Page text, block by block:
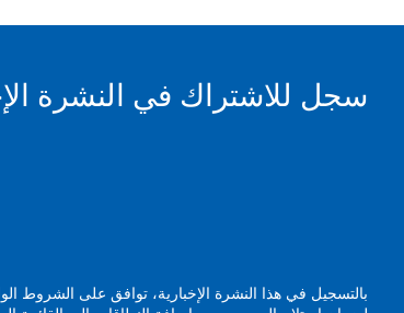
سجل للاشتراك في النشرة
بالتسجيل في هذا النشرة الإخبارية، توافق على الشروط